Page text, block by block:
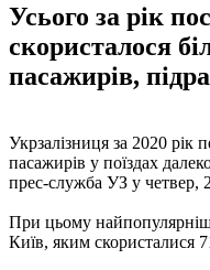
Усього за рік
скористалося
пасажирів,
Укрзалізниця за 2020 рік
пасажирів у поїздах
прес-служба УЗ у четвер,
При цьому
Київ, яким скористалися